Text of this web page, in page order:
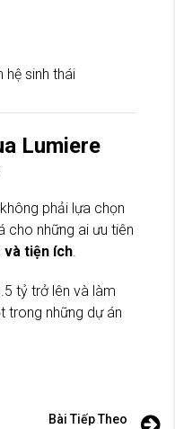
hệ sinh thái
Lumiere
không phải lựa chọn
cho những ai ưu tiên
và tiện ích.
tỷ trở lên và làm
trong những dự án
Bài Tiếp Theo